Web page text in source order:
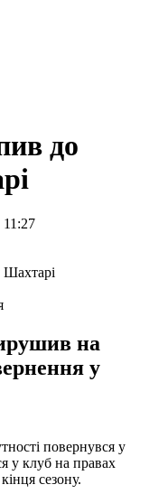
до
11:27
на
у
повернувся у
у клуб на правах
сезону.